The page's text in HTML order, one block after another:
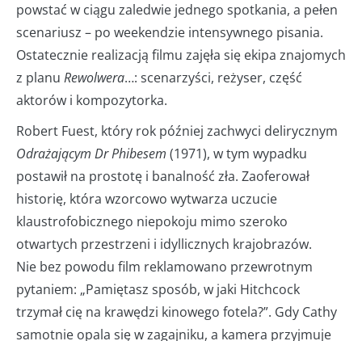
powstać w ciągu zaledwie jednego spotkania, a pełen
scenariusz – po weekendzie intensywnego pisania.
Ostatecznie realizacją filmu zajęła się ekipa znajomych
z planu Rewolwera…: scenarzyści, reżyser, część
aktorów i kompozytorka.
Robert Fuest, który rok później zachwyci delirycznym
Odrażającym Dr Phibesem (1971), w tym wypadku
postawił na prostotę i banalność zła. Zaoferował
historię, która wzorcowo wytwarza uczucie
klaustrofobicznego niepokoju mimo szeroko
otwartych przestrzeni i idyllicznych krajobrazów.
Nie bez powodu film reklamowano przewrotnym
pytaniem: „Pamiętasz sposób, w jaki Hitchcock
trzymał cię na krawędzi kinowego fotela?”. Gdy Cathy
samotnie opala się w zagajniku, a kamera przyjmuje